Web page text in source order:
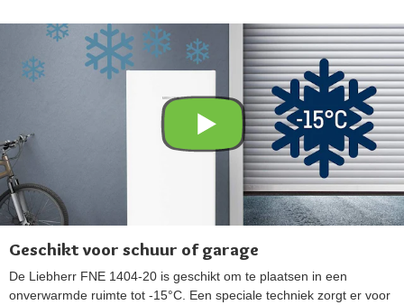
Geschikt voor schuur of garage
De Liebherr FNE 1404-20 is geschikt om te plaatsen in een
onverwarmde ruimte tot -15°C. Een speciale techniek zorgt er voor